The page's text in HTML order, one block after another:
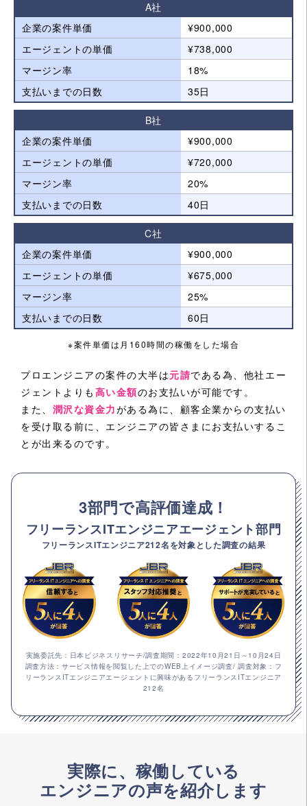
A社
企業の案件単価
¥900,000
エージェントの単価
¥738,000
マージン率
18%
支払いまでの日数
35日
B社
企業の案件単価
¥900,000
エージェントの単価
¥720,000
マージン率
20%
支払いまでの日数
40日
C社
企業の案件単価
¥900,000
エージェントの単価
¥675,000
マージン率
25%
支払いまでの日数
60日
※案件単価は月160時間の稼働をした場合
プロエンジニアの案件の大半は元請である為、他社エー
ジェントよりも 高い金額のお支払いが可能です。
また、 潤沢な資金力がある為に、顧客企業からの支払い
を受け取る前に、エンジニアの皆さまにお支払いするこ
とが出来るのです。
3部門で高評価達成！
フリーランスITエンジニアエージェント部門
フリーランスITエンジニア212名を対象とした調査の結果
実施委託先：日本ビジネスリサーチ/調査期間：2022年10月21日～10月24日
調査方法：サービス情報を閲覧した上でのWEB上イメージ調査/ 調査対象：フ
リーランスITエンジニアエージェントに興味があるフリーランスITエンジニア
212名
実際に、稼働している
エンジニアの声を紹介します